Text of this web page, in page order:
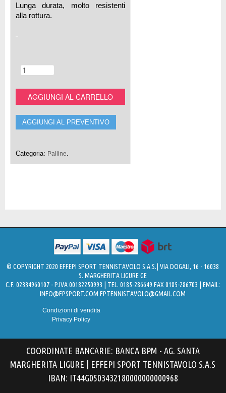
Lunga durata, molto resistenti
alla rottura.
AGGIUNGI AL CARRELLO
AGGIUNGI AL PREVENTIVO
Categoria: Palline
© COPYRIGHT 2020 EFFEPI SPORT TENNISTAVOLO S.A.S.| VIA DOGALI, 16 - 16038
S. MARGHERITA LIGURE GE
C.F. 02334960107 - P.IVA 00182250993 | TEL. 0185-286649 FAX 0185-286703 | EMAIL:
INFO@FPSPORT.COM FPTENNISTAVOLO@GMAIL.COM
Condizioni di vendita
Privacy Policy
COORDINATE BANCARIE: BANCA BPM - AG. SANTA
MARGHERITA LIGURE | EFFEPI SPORT TENNISTAVOLO S.A.S
IBAN: IT44G0503432180000000000968